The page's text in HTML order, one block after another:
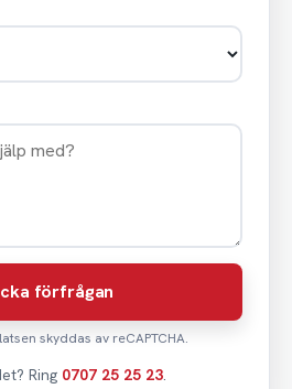
förfrågan
skyddas av reCAPTCHA.
Ring 0707 25 25 23.